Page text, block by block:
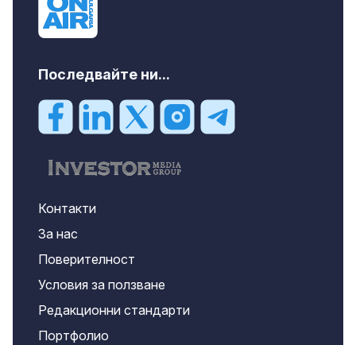
Последвайте ни...
Контакти
За нас
Поверителност
Условия за ползване
Редакционни стандарти
Портфолио